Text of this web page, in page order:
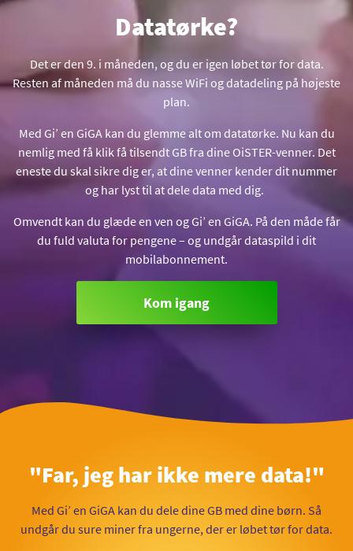
Datatørke?
Det er den 9. i måneden, og du er igen løbet tør for data.
Resten af måneden må du nasse WiFi og datadeling på højeste
plan.
Med Gi’ en GiGA kan du glemme alt om datatørke. Nu kan du
nemlig med få klik få tilsendt GB fra dine OiSTER-venner. Det
eneste du skal sikre dig er, at dine venner kender dit nummer
og har lyst til at dele data med dig.
Omvendt kan du glæde en ven og Gi’ en GiGA. På den måde får
du fuld valuta for pengene – og undgår dataspild i dit
mobilabonnement.
Kom igang
"Far, jeg har ikke mere data!"
Med Gi’ en GiGA kan du dele dine GB med dine børn. Så
undgår du sure miner fra ungerne, der er løbet tør for data.